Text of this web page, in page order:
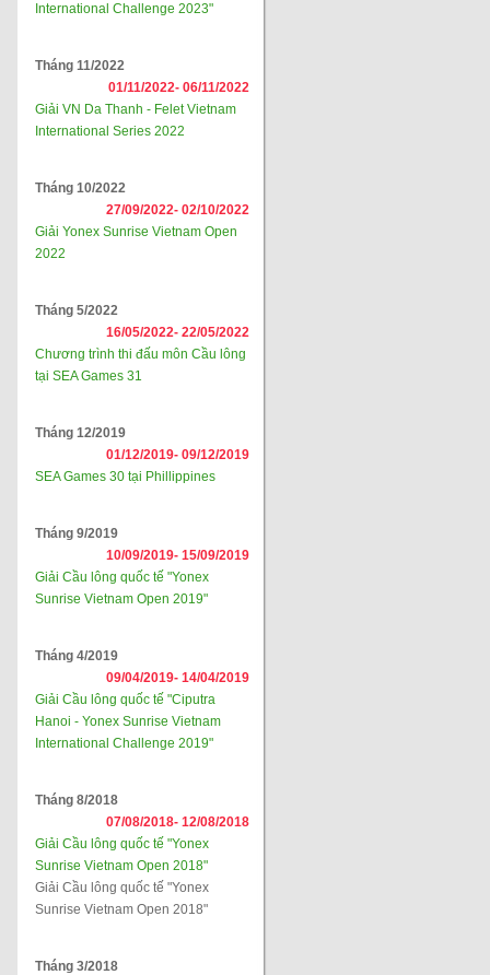
International Challenge 2023"
Tháng 11/2022
01/11/2022- 06/11/2022
Giải VN Da Thanh - Felet Vietnam
International Series 2022
Tháng 10/2022
27/09/2022- 02/10/2022
Giải Yonex Sunrise Vietnam Open
2022
Tháng 5/2022
16/05/2022- 22/05/2022
Chương trình thi đấu môn Cầu lông
tại SEA Games 31
Tháng 12/2019
01/12/2019- 09/12/2019
SEA Games 30 tại Phillippines
Tháng 9/2019
10/09/2019- 15/09/2019
Giải Cầu lông quốc tế "Yonex
Sunrise Vietnam Open 2019"
Tháng 4/2019
09/04/2019- 14/04/2019
Giải Cầu lông quốc tế "Ciputra
Hanoi - Yonex Sunrise Vietnam
International Challenge 2019"
Tháng 8/2018
07/08/2018- 12/08/2018
Giải Cầu lông quốc tế "Yonex
Sunrise Vietnam Open 2018"
Giải Cầu lông quốc tế "Yonex
Sunrise Vietnam Open 2018"
Tháng 3/2018